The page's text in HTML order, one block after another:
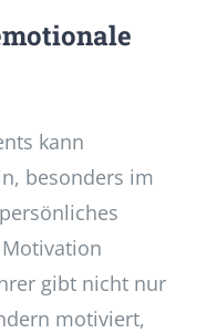
kann
besonders im
gibt nicht nur
motiviert,